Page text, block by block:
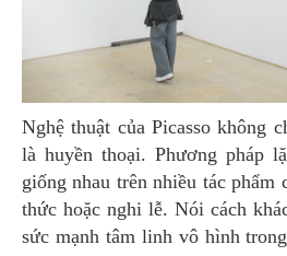
Nghệ thuật của Picasso không chỉ là tình cảm, mà còn
là huyền thoại. Phương pháp
giống nhau trên nhiều tác
thức hoặc nghi lễ. Nói cách
sức mạnh tâm linh vô hình